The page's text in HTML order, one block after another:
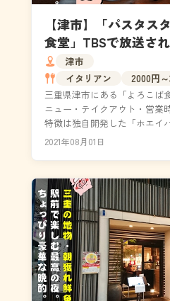
【津市】「パスタス
食堂」TBSで放送さ
大人気！ピザ食べ放題
津市
イタリアン
2000円
三重県津市にある「よろこば
ニュー・テイクアウト・営業
特徴は独自開発した「ホエイ
モチモチとした食感の麺でした
2021年08月01日